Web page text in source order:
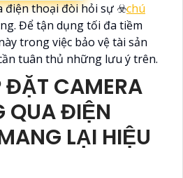
điện thoại đòi hỏi sự ☣️chú
Để tận dụng tối đa tiềm
trong việc bảo vệ tài sản
tuân thủ những lưu ý trên.
ĐẶT CAMERA
QUA ĐIỆN
LẠI HIỆU